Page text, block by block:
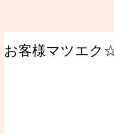
お客様マツエク